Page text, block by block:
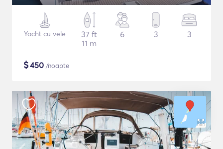
Yacht cu vele
37 ft
11 m
6 3 3
$450 /noapte